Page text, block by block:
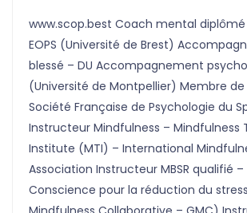
www.scop.best Coach mental
EOPS (Université de Brest)
blessé – DU Accompagnement
(Université de Montpellier) Membre de
Société Française de Psychologie du
Instructeur Mindfulness – Mindfulness
Institute (MTI) – International
Association Instructeur MBSR qualifié –
Conscience pour la réduction du